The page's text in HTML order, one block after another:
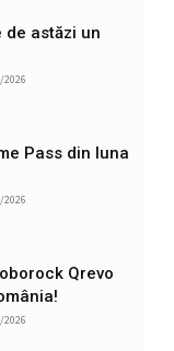
de astăzi un
Pass din luna
Qrevo